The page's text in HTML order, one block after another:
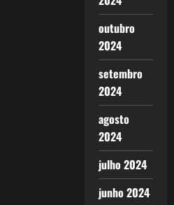
outubro
2024
setembro
2024
agosto
2024
julho 2024
junho 2024